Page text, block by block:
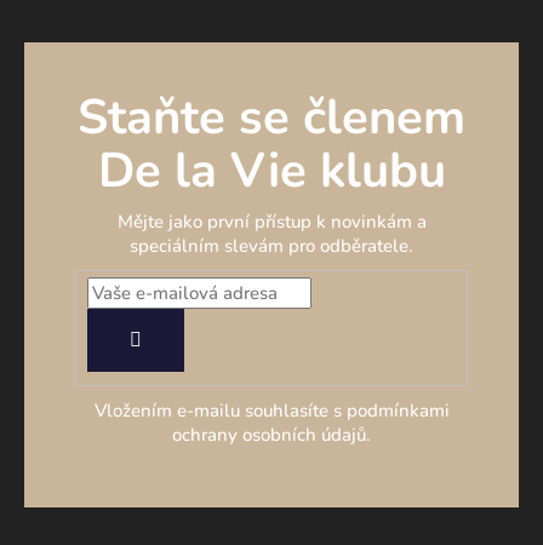
Staňte se členem
De la Vie klubu
Mějte jako první přístup k novinkám a
speciálním slevám pro odběratele.
SE
Vložením e-mailu souhlasíte s podmínkami
ochrany osobních údajů.